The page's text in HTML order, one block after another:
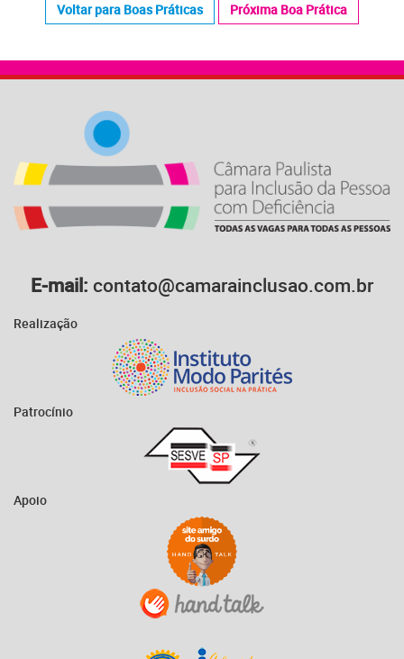
Voltar para Boas Práticas Próxima Boa Prática
E-mail: contato@camarainclusao.com.br
Realização
Patrocínio
Apoio